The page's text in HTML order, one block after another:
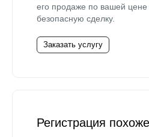
его продаже по вашей цене
безопасную сделку.
Заказать услугу
Регистрация